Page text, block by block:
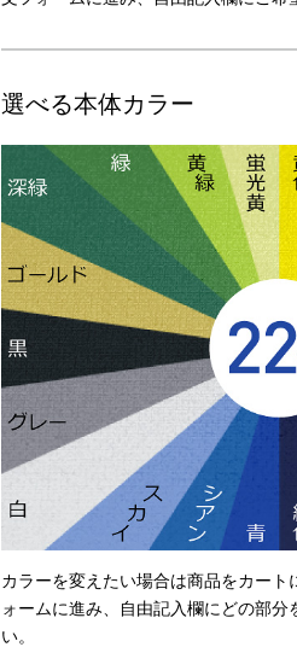
選べる本体カラー
カラーを変えたい場合は商品をカー
ォームに進み、自由記入欄にどの部分
い。